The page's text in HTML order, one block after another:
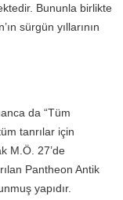
Bununla birlikte
sürgün yıllarının
da “Tüm
tanrılar için
M.Ö. 27’de
Pantheon Antik
yapıdır.